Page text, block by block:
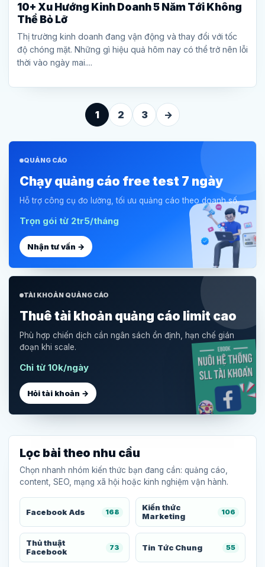
10+ Xu Hướng Kinh Doanh 5 Năm Tới Không
Thể Bỏ Lỡ
Thị trường kinh doanh đang vận động và thay đổi với tốc
độ chóng mặt. Những gì hiệu quả hôm nay có thể trở nên lỗi
thời vào ngày mai....
1 2 3 →
QUẢNG CÁO
Chạy quảng cáo free test 7 ngày
Hỗ trợ công cụ đo lường, tối ưu quảng cáo theo doanh số.
Trọn gói từ 2tr5/tháng
Nhận tư vấn →
TÀI KHOẢN QUẢNG CÁO
Thuê tài khoản quảng cáo limit cao
Phù hợp chiến dịch cần ngân sách ổn định, hạn chế gián
đoạn khi scale.
Chỉ từ 10k/ngày
Hỏi tài khoản →
Lọc bài theo nhu cầu
Chọn nhanh nhóm kiến thức bạn đang cần: quảng cáo,
content, SEO, mạng xã hội hoặc kinh nghiệm vận hành.
Facebook Ads 168
Kiến thức
Marketing
106
Thủ thuật
Facebook
73 Tin Tức Chung 55